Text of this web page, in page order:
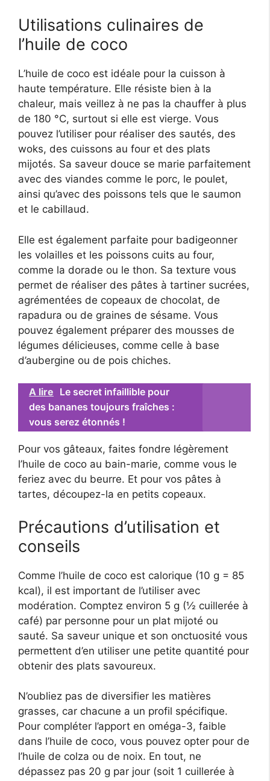
Utilisations culinaires de
l’huile de coco
L’huile de coco est idéale pour la cuisson à
haute température. Elle résiste bien à la
chaleur, mais veillez à ne pas la chauffer à plus
de 180 °C, surtout si elle est vierge. Vous
pouvez l’utiliser pour réaliser des sautés, des
woks, des cuissons au four et des plats
mijotés. Sa saveur douce se marie parfaitement
avec des viandes comme le porc, le poulet,
ainsi qu’avec des poissons tels que le saumon
et le cabillaud.
Elle est également parfaite pour badigeonner
les volailles et les poissons cuits au four,
comme la dorade ou le thon. Sa texture vous
permet de réaliser des pâtes à tartiner sucrées,
agrémentées de copeaux de chocolat, de
rapadura ou de graines de sésame. Vous
pouvez également préparer des mousses de
légumes délicieuses, comme celle à base
d’aubergine ou de pois chiches.
A lire Le secret infaillible pour
des bananes toujours fraîches :
vous serez étonnés !
Pour vos gâteaux, faites fondre légèrement
l’huile de coco au bain-marie, comme vous le
feriez avec du beurre. Et pour vos pâtes à
tartes, découpez-la en petits copeaux.
Précautions d’utilisation et
conseils
Comme l’huile de coco est calorique (10 g = 85
kcal), il est important de l’utiliser avec
modération. Comptez environ 5 g (½ cuillerée à
café) par personne pour un plat mijoté ou
sauté. Sa saveur unique et son onctuosité vous
permettent d’en utiliser une petite quantité pour
obtenir des plats savoureux.
N’oubliez pas de diversifier les matières
grasses, car chacune a un profil spécifique.
Pour compléter l’apport en oméga-3, faible
dans l’huile de coco, vous pouvez opter pour de
l’huile de colza ou de noix. En tout, ne
dépassez pas 20 g par jour (soit 1 cuillerée à